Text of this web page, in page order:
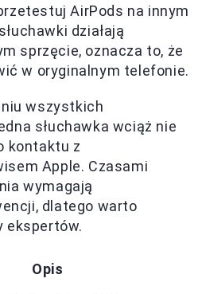
AirPods na innym
działają
sprzęcie, oznacza to, że
w oryginalnym telefonie.
wszystkich
słuchawka wciąż nie
kontaktu z
Apple. Czasami
wymagają
dlatego warto
ekspertów.
Opis